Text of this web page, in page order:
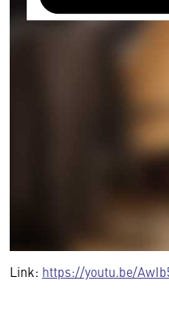
Link: https://youtu.be/
Wir benötigen
Hier würden wir
Inhalt anzeigen.
Ihre Zustimmung, da
personenbezogene